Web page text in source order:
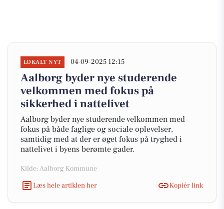
LOKALT NYT 04-09-2025 12:15
Aalborg byder nye studerende
velkommen med fokus på
sikkerhed i nattelivet
Aalborg byder nye studerende velkommen med
fokus på både faglige og sociale oplevelser,
samtidig med at der er øget fokus på tryghed i
nattelivet i byens berømte gader.
Kilde: Aalborg Kommune
Læs hele artiklen her
Kopiér link